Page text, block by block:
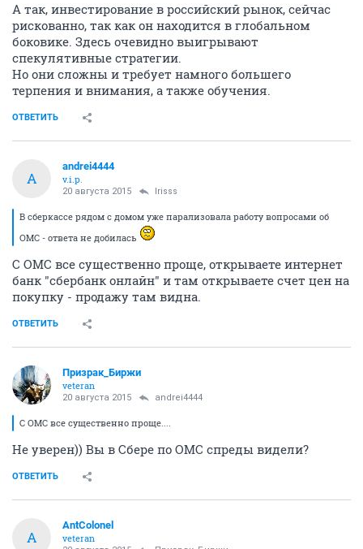
А так, инвестирование в российский рынок, сейчас
рискованно, так как он находится в глобальном
боковике. Здесь очевидно выигрывают
спекулятивные стратегии.
Но они сложны и требует намного большего
терпения и внимания, а также обучения.
ОТВЕТИТЬ
A
andrei4444
v.i.p.
20 августа 2015 Irisss
В сберкассе рядом с домом уже парализовала работу вопросами об
ОМС - ответа не добилась
С ОМС все существенно проще, открываете интернет
банк "сбербанк онлайн" и там открываете счет цен на
покупку - продажу там видна.
ОТВЕТИТЬ
Призрак_Биржи
veteran
20 августа 2015 andrei4444
С ОМС все существенно проще....
Не уверен)) Вы в Сбере по ОМС спреды видели?
ОТВЕТИТЬ
A
AntColonel
veteran